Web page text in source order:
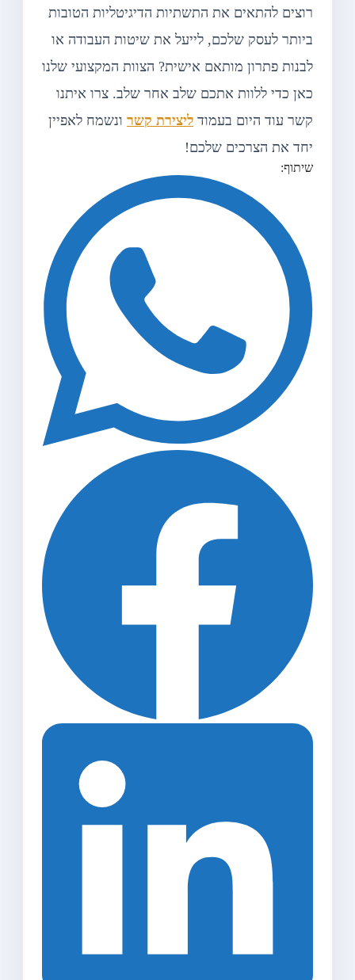
רוצים להתאים את התשתיות הדיגיטליות הטובות
ביותר לעסק שלכם, לייעל את שיטות העבודה או
לבנות פתרון מותאם אישית? הצוות המקצועי שלנו
כאן כדי ללוות אתכם שלב אחר שלב. צרו איתנו
קשר עוד היום בעמוד ליצירת קשר ונשמח לאפיין
יחד את הצרכים שלכם!
שיתוף: